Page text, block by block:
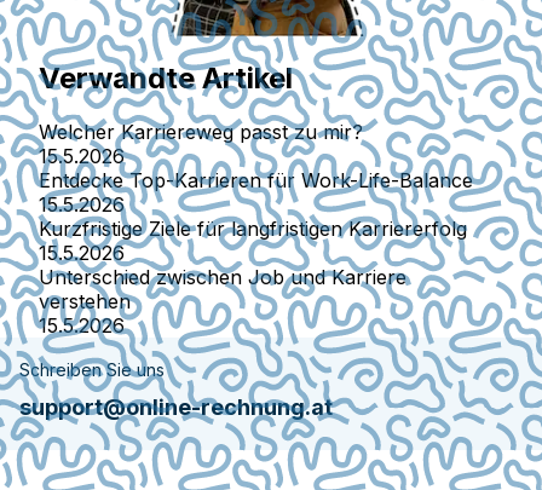
Verwandte Artikel
Welcher Karriereweg passt zu mir?
15.5.2026
Entdecke Top-Karrieren für Work-Life-Balance
15.5.2026
Kurzfristige Ziele für langfristigen Karriererfolg
15.5.2026
Unterschied zwischen Job und Karriere
verstehen
15.5.2026
Schreiben Sie uns
support@online-rechnung.at